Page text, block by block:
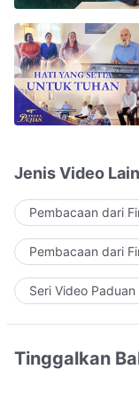
Jenis Video
Pembacaan dari
Pembacaan dari
Seri Video Paduan
Tinggalkan